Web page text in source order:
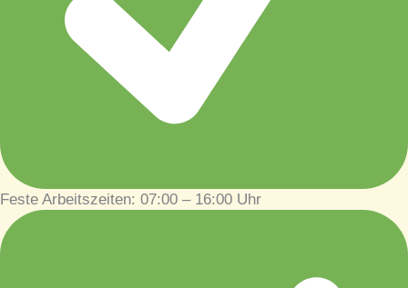
Feste Arbeitszeiten: 07:00 – 16:00 Uhr